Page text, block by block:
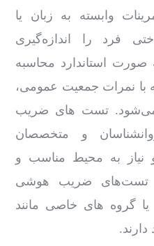
وابسته به زبان یا
فرد را اندازه‌گیری
استاندارد محاسبه
نمرات جمعیت عمومی،
تست‌ های ضریب
و متخصصان
به محیط مناسب و
تست‌های ضریب هوشی
گروه‌ های خاصی مانند
دارند.